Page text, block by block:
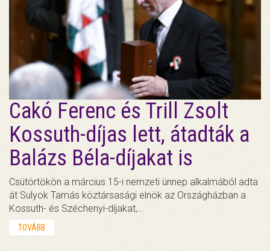
Cakó Ferenc és Trill Zsolt
Kossuth-díjas lett, átadták a
Balázs Béla-díjakat is
Csütörtökön a március 15-i nemzeti ünnep alkalmából adta
át Sulyok Tamás köztársasági elnök az Országházban a
Kossuth- és Széchenyi-díjakat,…
TOVÁBB